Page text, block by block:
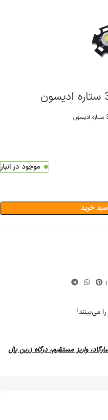
موجود در انبار
خرید
می‌بینند!
واریز مستقیم، درگاه زرین پال